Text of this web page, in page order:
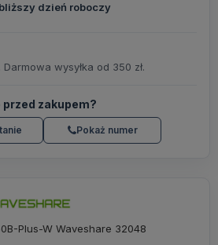
dzień roboczy
Darmowa wysyłka od 350 zł.
zakupem?
Pokaż numer
Plus-W Waveshare 32048